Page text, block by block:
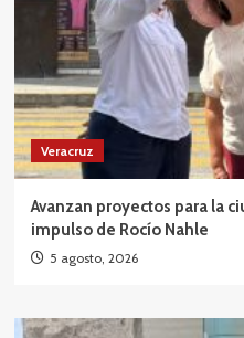
Veracruz
Avanzan proyectos para la
impulso de Rocío Nahle
5 agosto, 2026